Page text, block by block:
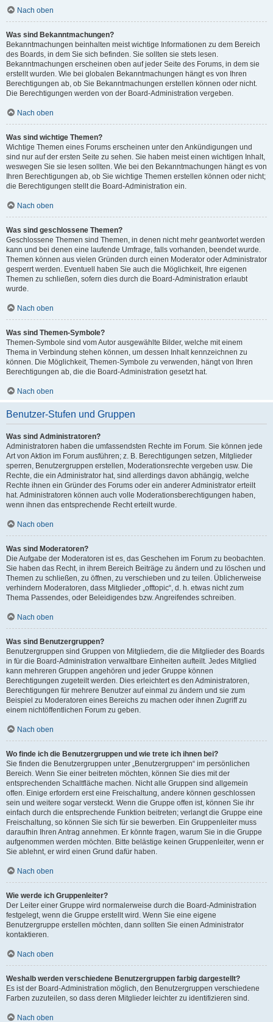
Nach oben
Was sind Bekanntmachungen?
Bekanntmachungen beinhalten meist wichtige Informationen zu dem Bereich
des Boards, in dem Sie sich befinden. Sie sollten sie stets lesen.
Bekanntmachungen erscheinen oben auf jeder Seite des Forums, in dem sie
erstellt wurden. Wie bei globalen Bekanntmachungen hängt es von Ihren
Berechtigungen ab, ob Sie Bekanntmachungen erstellen können oder nicht.
Die Berechtigungen werden von der Board-Administration vergeben.
Nach oben
Was sind wichtige Themen?
Wichtige Themen eines Forums erscheinen unter den Ankündigungen und
sind nur auf der ersten Seite zu sehen. Sie haben meist einen wichtigen Inhalt,
weswegen Sie sie lesen sollten. Wie bei den Bekanntmachungen hängt es von
Ihren Berechtigungen ab, ob Sie wichtige Themen erstellen können oder nicht;
die Berechtigungen stellt die Board-Administration ein.
Nach oben
Was sind geschlossene Themen?
Geschlossene Themen sind Themen, in denen nicht mehr geantwortet werden
kann und bei denen eine laufende Umfrage, falls vorhanden, beendet wurde.
Themen können aus vielen Gründen durch einen Moderator oder Administrator
gesperrt werden. Eventuell haben Sie auch die Möglichkeit, Ihre eigenen
Themen zu schließen, sofern dies durch die Board-Administration erlaubt
wurde.
Nach oben
Was sind Themen-Symbole?
Themen-Symbole sind vom Autor ausgewählte Bilder, welche mit einem
Thema in Verbindung stehen können, um dessen Inhalt kennzeichnen zu
können. Die Möglichkeit, Themen-Symbole zu verwenden, hängt von Ihren
Berechtigungen ab, die die Board-Administration gesetzt hat.
Nach oben
Benutzer-Stufen und Gruppen
Was sind Administratoren?
Administratoren haben die umfassendsten Rechte im Forum. Sie können jede
Art von Aktion im Forum ausführen; z. B. Berechtigungen setzen, Mitglieder
sperren, Benutzergruppen erstellen, Moderationsrechte vergeben usw. Die
Rechte, die ein Administrator hat, sind allerdings davon abhängig, welche
Rechte ihnen ein Gründer des Forums oder ein anderer Administrator erteilt
hat. Administratoren können auch volle Moderationsberechtigungen haben,
wenn ihnen das entsprechende Recht erteilt wurde.
Nach oben
Was sind Moderatoren?
Die Aufgabe der Moderatoren ist es, das Geschehen im Forum zu beobachten.
Sie haben das Recht, in ihrem Bereich Beiträge zu ändern und zu löschen und
Themen zu schließen, zu öffnen, zu verschieben und zu teilen. Üblicherweise
verhindern Moderatoren, dass Mitglieder „offtopic“, d. h. etwas nicht zum
Thema Passendes, oder Beleidigendes bzw. Angreifendes schreiben.
Nach oben
Was sind Benutzergruppen?
Benutzergruppen sind Gruppen von Mitgliedern, die die Mitglieder des Boards
in für die Board-Administration verwaltbare Einheiten aufteilt. Jedes Mitglied
kann mehreren Gruppen angehören und jeder Gruppe können
Berechtigungen zugeteilt werden. Dies erleichtert es den Administratoren,
Berechtigungen für mehrere Benutzer auf einmal zu ändern und sie zum
Beispiel zu Moderatoren eines Bereichs zu machen oder ihnen Zugriff zu
einem nichtöffentlichen Forum zu geben.
Nach oben
Wo finde ich die Benutzergruppen und wie trete ich ihnen bei?
Sie finden die Benutzergruppen unter „Benutzergruppen“ im persönlichen
Bereich. Wenn Sie einer beitreten möchten, können Sie dies mit der
entsprechenden Schaltfläche machen. Nicht alle Gruppen sind allgemein
offen. Einige erfordern erst eine Freischaltung, andere können geschlossen
sein und weitere sogar versteckt. Wenn die Gruppe offen ist, können Sie ihr
einfach durch die entsprechende Funktion beitreten; verlangt die Gruppe eine
Freischaltung, so können Sie sich für sie bewerben. Ein Gruppenleiter muss
daraufhin Ihren Antrag annehmen. Er könnte fragen, warum Sie in die Gruppe
aufgenommen werden möchten. Bitte belästige keinen Gruppenleiter, wenn er
Sie ablehnt, er wird einen Grund dafür haben.
Nach oben
Wie werde ich Gruppenleiter?
Der Leiter einer Gruppe wird normalerweise durch die Board-Administration
festgelegt, wenn die Gruppe erstellt wird. Wenn Sie eine eigene
Benutzergruppe erstellen möchten, dann sollten Sie einen Administrator
kontaktieren.
Nach oben
Weshalb werden verschiedene Benutzergruppen farbig dargestellt?
Es ist der Board-Administration möglich, den Benutzergruppen verschiedene
Farben zuzuteilen, so dass deren Mitglieder leichter zu identifizieren sind.
Nach oben